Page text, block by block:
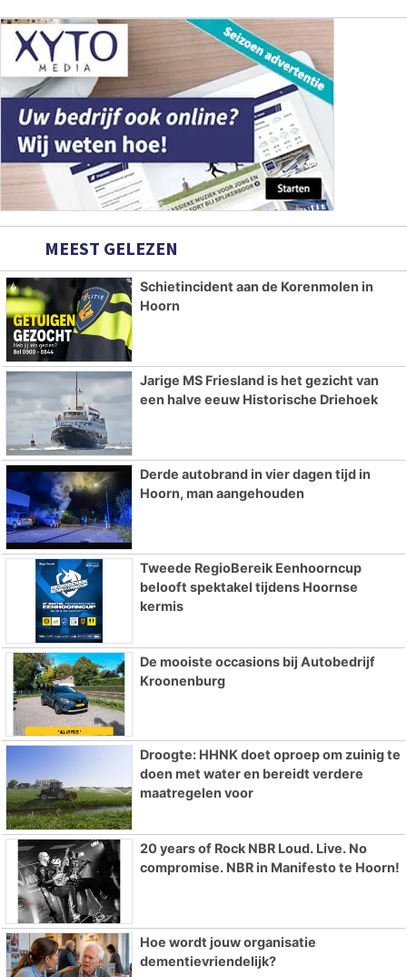
MEEST GELEZEN
Schietincident aan de Korenmolen in
Hoorn
Jarige MS Friesland is het gezicht van
een halve eeuw Historische Driehoek
Derde autobrand in vier dagen tijd in
Hoorn, man aangehouden
Tweede RegioBereik Eenhoorncup
belooft spektakel tijdens Hoornse
kermis
De mooiste occasions bij Autobedrijf
Kroonenburg
Droogte: HHNK doet oproep om zuinig te
doen met water en bereidt verdere
maatregelen voor
20 years of Rock NBR Loud. Live. No
compromise. NBR in Manifesto te Hoorn!
Hoe wordt jouw organisatie
dementievriendelijk?